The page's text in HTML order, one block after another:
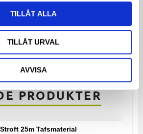
TILLÅT ALLA
TILLÅT URVAL
AVVISA
lämna ett omdöme.
PRODUKTER
Stroft 25m Tafsmaterial